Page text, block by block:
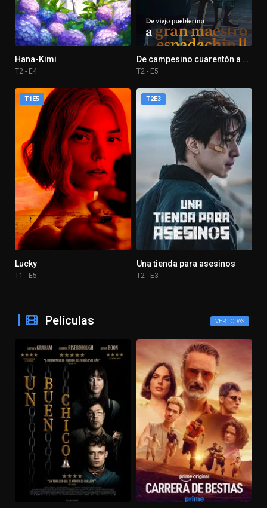
Hana-Kimi
T2 - E4
De campesino cuarentón a Espadachín legendario
T2 - E5
T1E5
Lucky
T1 - E5
T2E3
Una tienda para asesinos
T2 - E3
Películas VER TODAS